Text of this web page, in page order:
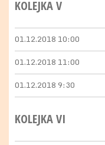
KOLEJKA V
01.12.2018 10:00
01.12.2018 11:00
01.12.2018 9:30
KOLEJKA VI